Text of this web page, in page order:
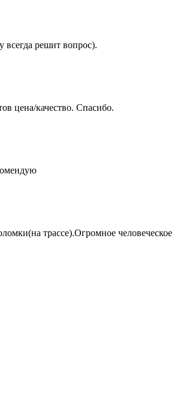
решит вопрос).
цена/качество. Спасибо.
трассе).Огромное человеческое